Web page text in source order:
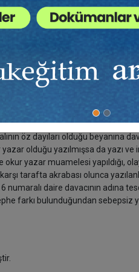
yıllık hak düşürücü sürede
altında olduğunun kabulü
karar verilmesi gerekirken,
E., 2015/60 K. sayılı kararı ile;
hâlde tapuda sözleşmeye
öz dayıları olduğu beyanına
olduğu yazılmışsa da yazı ve
yazar muamelesi yapıldığı,
tarafta akrabası olunca
daire davacının adına
farkı bulunduğundan sebepsiz